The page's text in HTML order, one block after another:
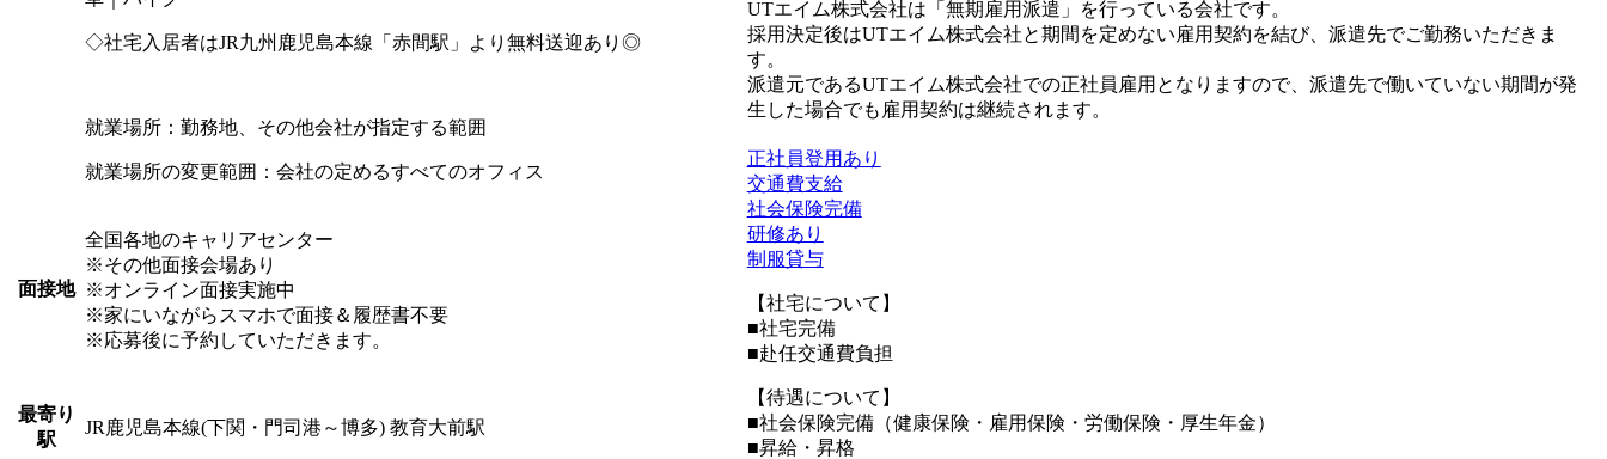
◇社宅入居者はJR九州鹿児島本線「赤間駅」より無料送迎あり◎
就業場所：勤務地、その他会社が指定する範囲
就業場所の変更範囲：会社の定めるすべてのオフィス
面接地
全国各地のキャリアセンター
※その他面接会場あり
※オンライン面接実施中
※家にいながらスマホで面接＆履歴書不要
※応募後に予約していただきます。
最寄り
駅
JR鹿児島本線(下関・門司港～博多) 教育大前駅
UTエイム株式会社は「無期雇用派遣」を行っている会社です。
採用決定後はUTエイム株式会社と期間を定めない雇用契約を結び、派遣先でご勤務いただきま
す。
派遣元であるUTエイム株式会社での正社員雇用となりますので、派遣先で働いていない期間が発
生した場合でも雇用契約は継続されます。
正社員登用あり
交通費支給
社会保険完備
研修あり
制服貸与
【社宅について】
■社宅完備
■赴任交通費負担
【待遇について】
■社会保険完備（健康保険・雇用保険・労働保険・厚生年金）
■昇給・昇格